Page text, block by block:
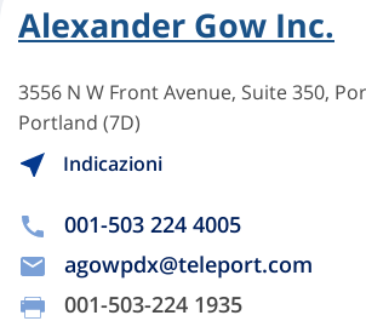
Alexander Gow Inc.
3556 N W Front Avenue, Suite 350,
Portland (7D)
Indicazioni
001-503 224 4005
agowpdx@teleport.com
001-503-224 1935